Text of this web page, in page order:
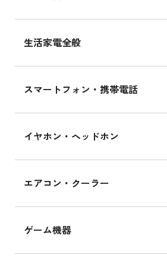
生活家電全般
スマートフォン・携帯電話
イヤホン・ヘッドホン
エアコン・クーラー
ゲーム機器